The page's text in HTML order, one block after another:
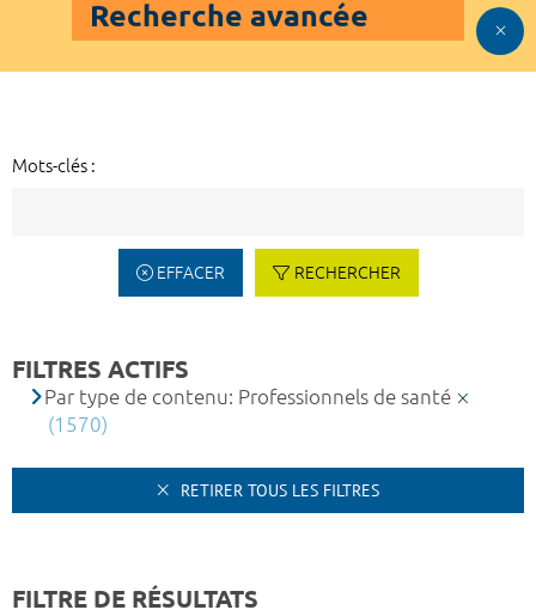
Recherche avancée
Mots-clés :
EFFACER RECHERCHER
FILTRES ACTIFS
Par type de contenu: Professionnels de santé
(1570)
RETIRER TOUS LES FILTRES
FILTRE DE RÉSULTATS